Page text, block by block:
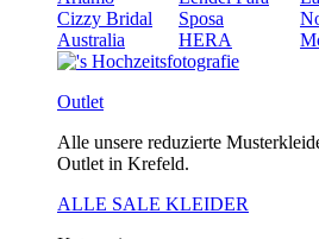
Cizzy Bridal
Australia
Sposa
HERA
Outlet
Alle unsere reduzierte
Outlet in Krefeld.
ALLE SALE KLEIDER